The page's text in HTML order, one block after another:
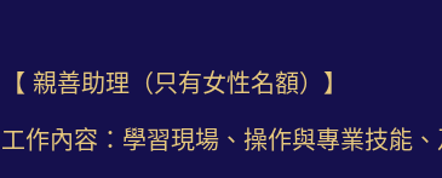
【 親善助理（只有女性名額）】
工作內容：學習現場、操作與專業技能、